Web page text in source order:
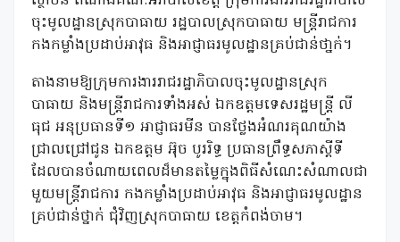
ចុះមូលដ្ឋានស្រុកបាធាយ រដ្ឋបាលស្រុកបាធាយ មន្រ្តីរាជការ
កងកម្លាំងប្រដាប់អាវុធ និងអាជ្ញាធរមូលដ្ឋានគ្រប់ជាន់ថា្នក់។
តាងនាមឱ្យក្រុមការងាររាជរដ្ឋាភិបាលចុះមូលដ្ឋានស្រុក
បាធាយ និងមន្រ្តីរាជការទាំងអស់ ឯកឧត្តមទេសរដ្ឋមន្រ្តី លី
ធុជ អនុប្រធានទី១ អាជ្ញាធរមីន បានថ្លែងអំណរគុណយ៉ាង
ជ្រាលជ្រៅជូន ឯកឧត្តម អ៊ុច បូររិទ្ធ ប្រធានព្រឹទ្ធសភាស្តីទី
ដែលបានចំណាយពេលដ៏មានតម្លៃក្នុងពិធីសំណេះសំណាលជា
មួយមន្រ្តីរាជការ កងកម្លាំងប្រដាប់អាវុធ និងអាជ្ញាធរមូលដ្ឋាន
គ្រប់ជាន់ថ្នាក់ ជុំវិញស្រុកបាធាយ ខេត្តកំពង់ចាម។